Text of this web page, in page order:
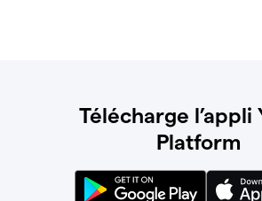
Télécharge l’appli
Platform